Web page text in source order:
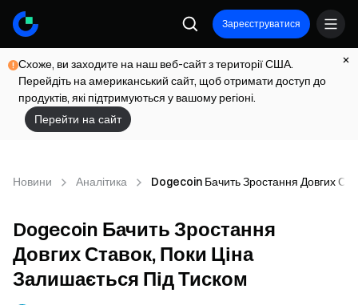
Зареєструватися
Схоже, ви заходите на наш веб-сайт з території США.
Перейдіть на американський сайт, щоб отримати доступ до
продуктів, які підтримуються у вашому регіоні.
Перейти на сайт
Новини Аналітика Dogecoin Бачить Зростання Довгих
Dogecoin Бачить Зростання
Довгих Ставок, Поки Ціна
Залишається Під Тиском